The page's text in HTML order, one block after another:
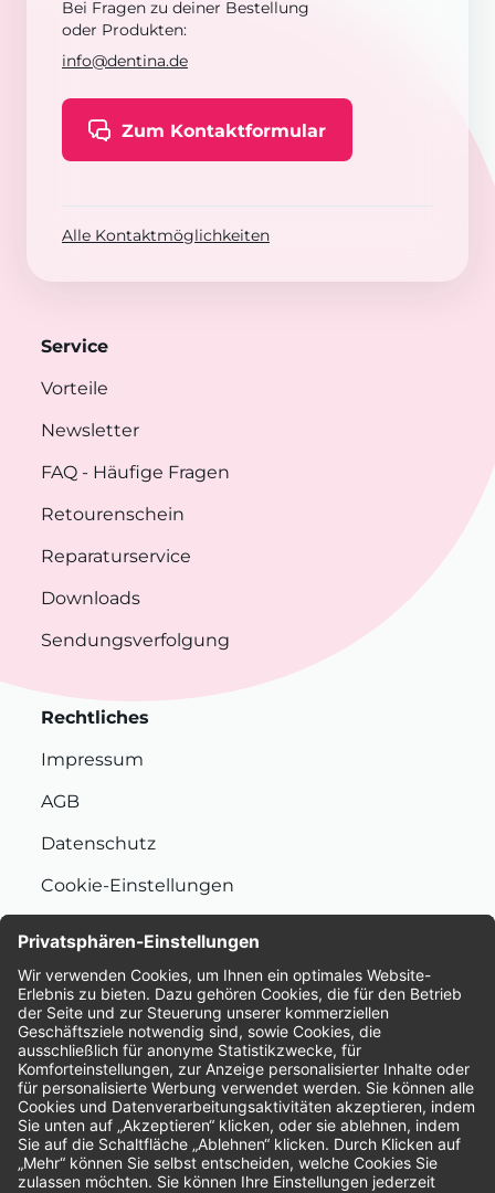
Bei Fragen zu deiner Bestellung
oder Produkten:
info@dentina.de
Zum Kontaktformular
Alle Kontaktmöglichkeiten
Service
Vorteile
Newsletter
FAQ - Häufige Fragen
Retourenschein
Reparaturservice
Downloads
Sendungsverfolgung
Rechtliches
Impressum
AGB
Datenschutz
Cookie-Einstellungen
Bewertungen